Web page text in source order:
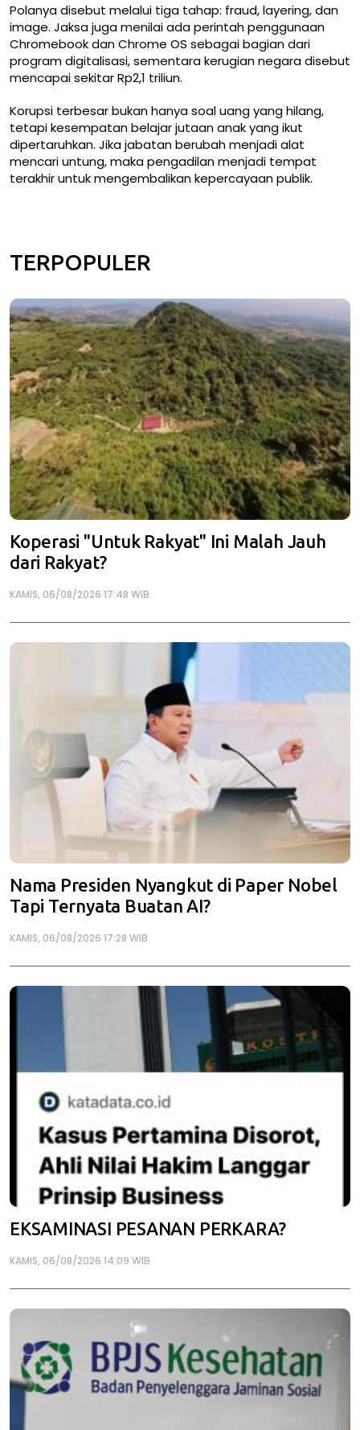
Polanya disebut melalui tiga tahap: fraud, layering, dan
image. Jaksa juga menilai ada perintah penggunaan
Chromebook dan Chrome OS sebagai bagian dari
program digitalisasi, sementara kerugian negara disebut
mencapai sekitar Rp2,1 triliun.
Korupsi terbesar bukan hanya soal uang yang hilang,
tetapi kesempatan belajar jutaan anak yang ikut
dipertaruhkan. Jika jabatan berubah menjadi alat
mencari untung, maka pengadilan menjadi tempat
terakhir untuk mengembalikan kepercayaan publik.
TERPOPULER
Koperasi "Untuk Rakyat" Ini Malah Jauh
dari Rakyat?
KAMIS, 06/08/2026 17:48 WIB
Nama Presiden Nyangkut di Paper Nobel
Tapi Ternyata Buatan AI?
KAMIS, 06/08/2026 17:28 WIB
EKSAMINASI PESANAN PERKARA?
KAMIS, 06/08/2026 14:09 WIB